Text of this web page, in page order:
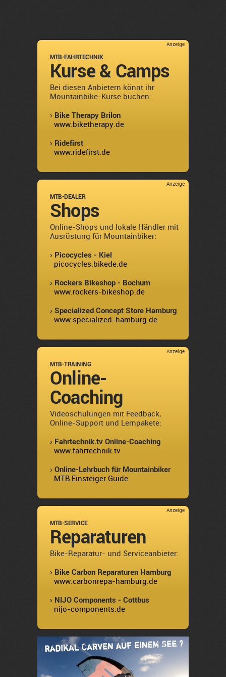
Anzeige
MTB-FAHRTECHNIK
Kurse & Camps
Bei diesen Anbietern könnt ihr
Mountainbike-Kurse buchen:
› Bike Therapy Brilon
www.biketherapy.de
› Ridefirst
www.ridefirst.de
Anzeige
MTB-DEALER
Shops
Online-Shops und lokale Händler mit
Ausrüstung für Mountainbiker:
› Picocycles - Kiel
picocycles.bikede.de
› Rockers Bikeshop - Bochum
www.rockers-bikeshop.de
› Specialized Concept Store Hamburg
www.specialized-hamburg.de
Anzeige
MTB-TRAINING
Online-
Coaching
Videoschulungen mit Feedback,
Online-Support und Lernpakete:
› Fahrtechnik.tv Online-Coaching
www.fahrtechnik.tv
› Online-Lehrbuch für Mountainbiker
MTB.Einsteiger.Guide
Anzeige
MTB-SERVICE
Reparaturen
Bike-Reparatur- und Serviceanbieter:
› Bike Carbon Reparaturen Hamburg
www.carbonrepa-hamburg.de
› NIJO Components - Cottbus
nijo-components.de